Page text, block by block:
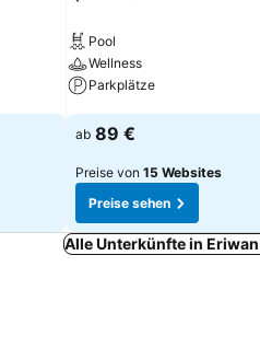
Pool
Wellness
Parkplätze
Preise sehen
ab 89 €
Preise von 15 Websites
Preise sehen
Alle Unterkünfte in